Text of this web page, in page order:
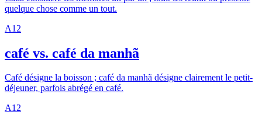
quelque chose comme un tout.
A1 2
café vs. café da manhã
Café désigne la boisson ; café da manhã désigne clairement le petit-
déjeuner, parfois abrégé en café.
A12